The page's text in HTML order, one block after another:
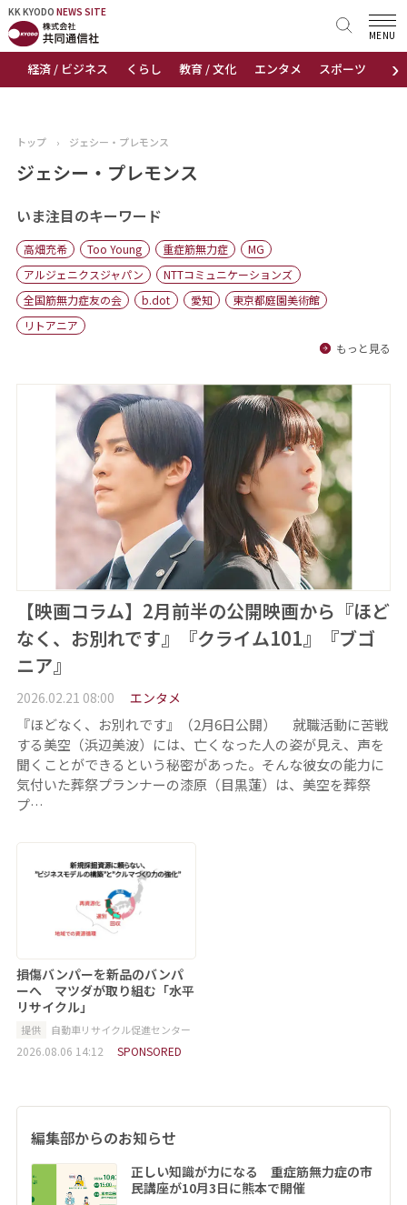
KK KYODO NEWS SITE
›
経済 / ビジネス くらし 教育 / 文化 エンタメ スポーツ 地域
MENU
KK KYODONEWS SITE
トップページ
ニュース
おすすめコンテンツ
出版物
会社概要
トップ › ジェシー・プレモンス
ジェシー・プレモンス
いま注目のキーワード
高畑充希 Too Young 重症筋無力症
MG
アルジェニクスジャパン
NTTコミュニケーションズ
全国筋無力症友の会
b.dot 愛知
東京都庭園美術館
リトアニア
もっと見る
【映画コラム】2月前半の公開映画から『ほど
なく、お別れです』『クライム101』『ブゴ
ニア』
2026.02.21 08:00 エンタメ
『ほどなく、お別れです』（2月6日公開） 就職活動に苦戦
する美空（浜辺美波）には、亡くなった人の姿が見え、声を
聞くことができるという秘密があった。そんな彼女の能力に
気付いた葬祭プランナーの漆原（目黒蓮）は、美空を葬祭
プ…
損傷バンパーを新品のバンパ
ーへ マツダが取り組む「水平
リサイクル」
提供 自動車リサイクル促進センター
2026.08.06 14:12 SPONSORED
編集部からのお知らせ
正しい知識が力になる 重症筋無力症の市
民講座が10月3日に熊本で開催